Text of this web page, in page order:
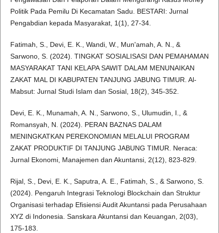
Politik Pada Pemilu Di Kecamatan Sadu. BESTARI: Jurnal
Pengabdian kepada Masyarakat, 1(1), 27-34.
Fatimah, S., Devi, E. K., Wandi, W., Mun'amah, A. N., &
Sarwono, S. (2024). TINGKAT SOSIALISASI DAN PEMAHAMAN
MASYARAKAT TANI KELAPA SAWIT DALAM MENUNAIKAN
ZAKAT MAL DI KABUPATEN TANJUNG JABUNG TIMUR. Al-
Mabsut: Jurnal Studi Islam dan Sosial, 18(2), 345-352.
Devi, E. K., Munamah, A. N., Sarwono, S., Ulumudin, I., &
Romansyah, N. (2024). PERAN BAZNAS DALAM
MENINGKATKAN PEREKONOMIAN MELALUI PROGRAM
ZAKAT PRODUKTIF DI TANJUNG JABUNG TIMUR. Neraca:
Jurnal Ekonomi, Manajemen dan Akuntansi, 2(12), 823-829.
Rijal, S., Devi, E. K., Saputra, A. E., Fatimah, S., & Sarwono, S.
(2024). Pengaruh Integrasi Teknologi Blockchain dan Struktur
Organisasi terhadap Efisiensi Audit Akuntansi pada Perusahaan
XYZ di Indonesia. Sanskara Akuntansi dan Keuangan, 2(03),
175-183.